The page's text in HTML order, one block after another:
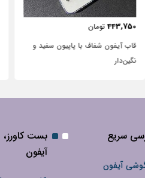
2,562,500
2,950,000
قاب آیفون لوکس بامپر OATSBASF
سریع
آیفون
بست
آیفون